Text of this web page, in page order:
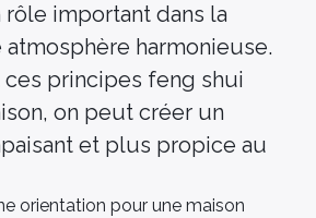
important dans la
atmosphère harmonieuse.
principes feng shui
on peut créer un
et plus propice au
orientation pour une maison